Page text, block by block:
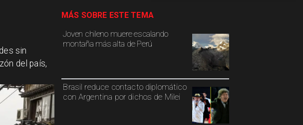
Joven chileno muere escalando
montaña más alta de Perú
Brasil reduce contacto diplomático
con Argentina por dichos de Milei
MÁS SOBRE ESTE TEMA
sin
del país,